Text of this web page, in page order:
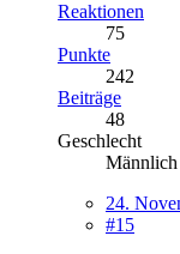
Reaktionen
75
Punkte
242
Beiträge
48
Geschlecht
Männlich
24.
#15